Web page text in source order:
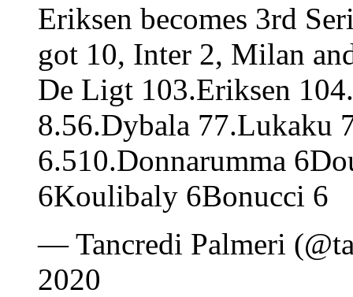
Eriksen becomes 3rd
got 10, Inter 2, Milan
De Ligt 103.Eriksen
8.56.Dybala 77.Lukaku
6.510.Donnarumma
6Koulibaly 6Bonucci 6
— Tancredi Palmeri
2020